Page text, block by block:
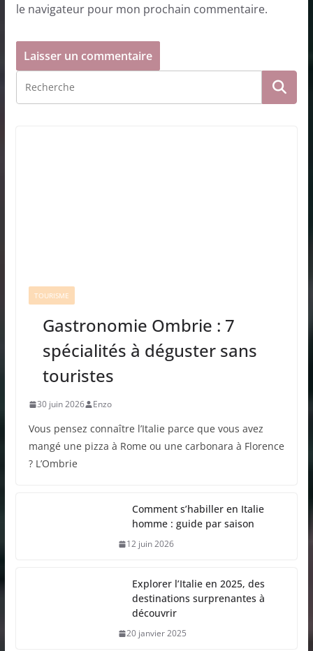
le navigateur pour mon prochain commentaire.
TOURISME
Gastronomie Ombrie : 7
spécialités à déguster sans
touristes
30 juin 2026 Enzo
Vous pensez connaître l’Italie parce que vous avez
mangé une pizza à Rome ou une carbonara à Florence
? L’Ombrie
Comment s’habiller en Italie
homme : guide par saison
12 juin 2026
Explorer l’Italie en 2025, des
destinations surprenantes à
découvrir
20 janvier 2025